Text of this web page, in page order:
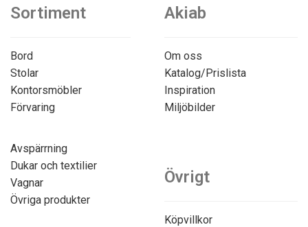
Sortiment
Bord
Stolar
Kontorsmöbler
Förvaring
Avspärrning
Dukar och textilier
Vagnar
Övriga produkter
Akiab
Om oss
Katalog/Prislista
Inspiration
Miljöbilder
Övrigt
Köpvillkor